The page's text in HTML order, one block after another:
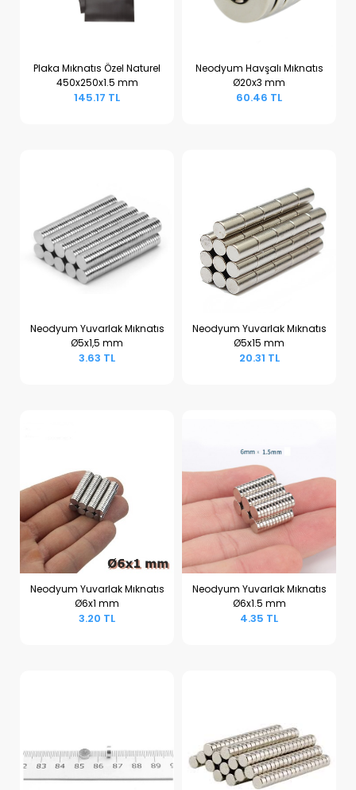
Sepete Ekle
Plaka Mıknatıs Özel Naturel
450x250x1.5 mm
145.17 TL
Sepete Ekle
Neodyum Havşalı Mıknatıs
Ø20x3 mm
60.46 TL
Sepete Ekle
Neodyum Yuvarlak Mıknatıs
Ø5x1,5 mm
3.63 TL
Sepete Ekle
Neodyum Yuvarlak Mıknatıs
Ø5x15 mm
20.31 TL
Sepete Ekle
Neodyum Yuvarlak Mıknatıs
Ø6x1 mm
3.20 TL
Sepete Ekle
Neodyum Yuvarlak Mıknatıs
Ø6x1.5 mm
4.35 TL